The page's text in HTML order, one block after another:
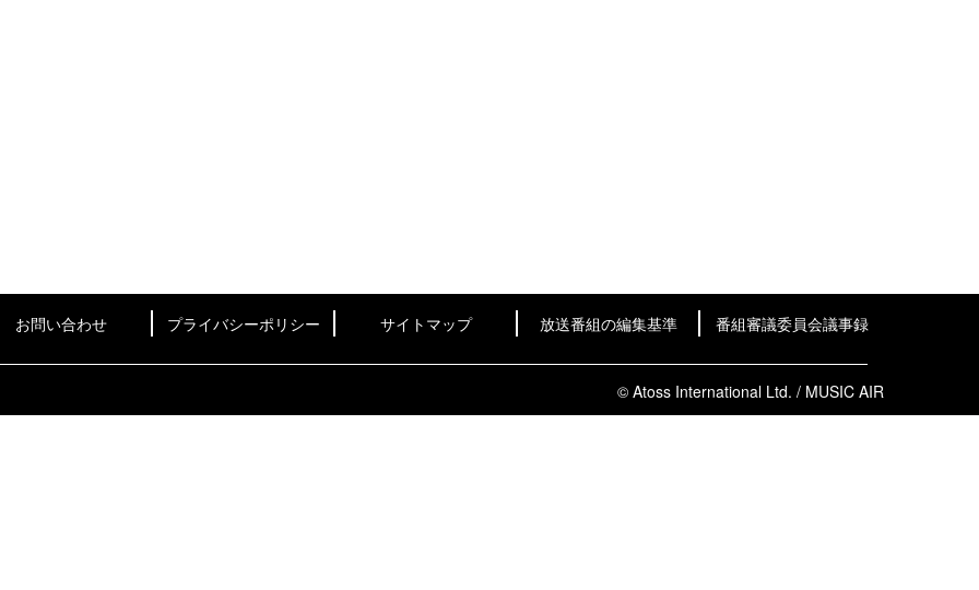
お問い合わせ プライバシーポリシー サイトマップ 放送番組の編集基準 番組審議委員会議事録
© Atoss International Ltd. / MUSIC AIR